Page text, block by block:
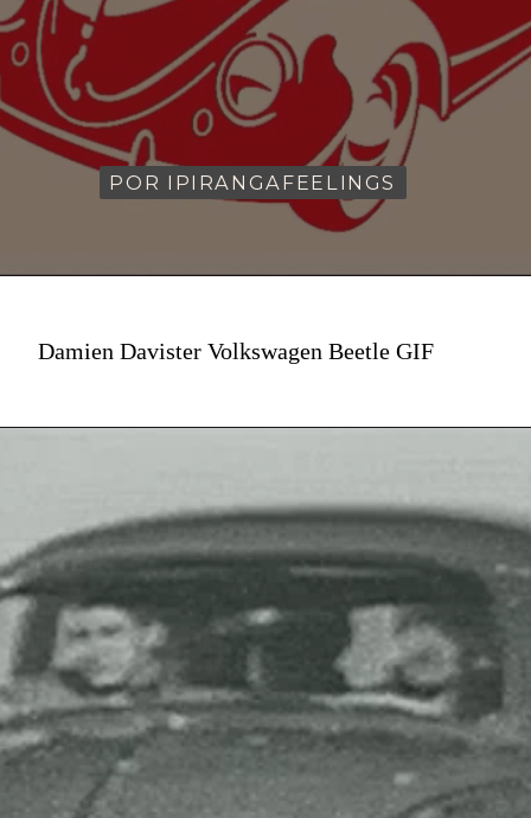
POR IPIRANGAFEELINGS
POR IPIRANGAFEELINGS
Damien Davister Volkswagen Beetle GIF